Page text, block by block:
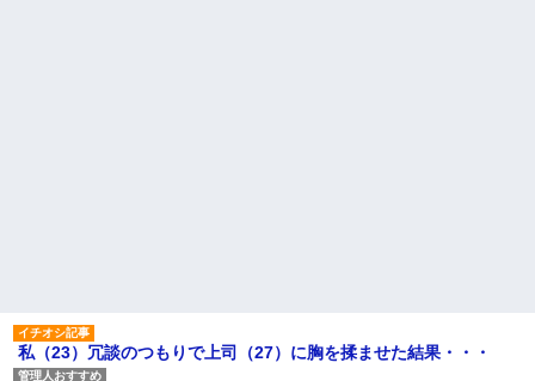
4000円のフィギュアがヤバすぎ
るｗｗｗｗｗｗ「こんな高い
の？ｗｗ」「逆に超安い」
私（23）冗談のつもりで上司（27）に胸を揉ませた結果・・・